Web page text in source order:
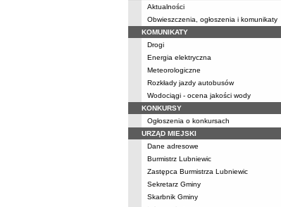
Aktualności
Obwieszczenia, ogłoszenia i komunikaty
KOMUNIKATY
Drogi
Energia elektryczna
Meteorologiczne
Rozkłady jazdy autobusów
Wodociągi - ocena jakości wody
KONKURSY
Ogłoszenia o konkursach
URZĄD MIEJSKI
Dane adresowe
Burmistrz Lubniewic
Zastępca Burmistrza Lubniewic
Sekretarz Gminy
Skarbnik Gminy